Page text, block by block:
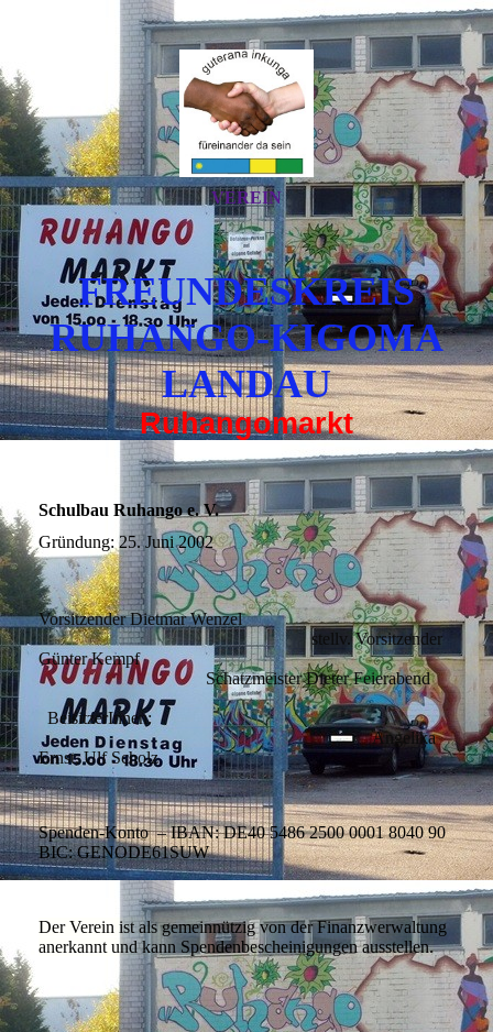
VEREIN
FREUNDESKREIS
RUHANGO-KIGOMA
LANDAU
Ruhangomarkt
Schulbau Ruhango e. V.
Gründung: 25. Juni 2002
Vorsitzender Dietmar Wenzel
stellv. Vorsitzender
Günter Kempf
Schatzmeister Dieter Feierabend
BeisitzerInnen:
Angelika
Ernst, Ulf Scholz
Spenden-Konto – IBAN: DE40 5486 2500 0001 8040 90
BIC: GENODE61SUW
Der Verein ist als gemeinnützig von der Finanzwerwaltung
anerkannt und kann Spendenbescheinigungen ausstellen.